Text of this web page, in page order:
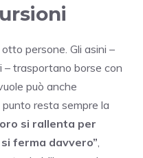
persone. Gli asini –
– trasportano borse con
può anche
resta sempre la
si rallenta per
ferma davvero”